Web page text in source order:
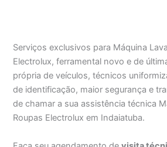
Serviços exclusivos para Máquina
Electrolux, ferramental novo e de
própria de veículos, técnicos
de identificação, maior segurança e
de chamar a sua assistência técnica
Roupas Electrolux em Indaiatuba.